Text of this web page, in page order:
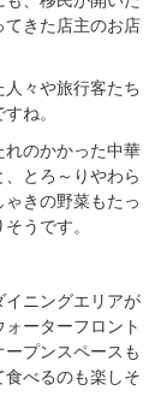
きた店主のお店
々や旅行客たち
ね。
のかかった中華
とろ～りやわら
きの野菜もたっ
うです。
ニングエリアが
ーターフロント
プンスペースも
べるのも楽しそ